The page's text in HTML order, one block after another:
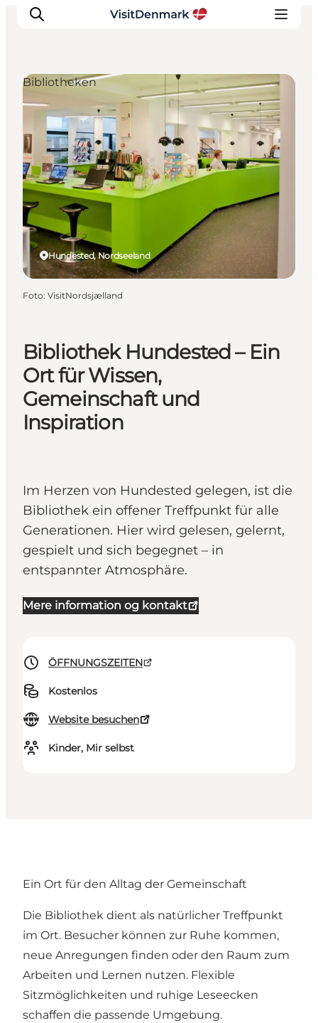
Inspiration
Regionen
Erlebnisse
Unterkünfte
Reiseplanung
Bibliothek Hundested – Ein
Ort für Wissen,
Gemeinschaft und
Inspiration
Im Herzen von Hundested gelegen, ist die
Bibliothek ein offener Treffpunkt für alle
Generationen. Hier wird gelesen, gelernt,
gespielt und sich begegnet – in
entspannter Atmosphäre.
Mere information og kontakt
ÖFFNUNGSZEITEN
Kostenlos
Website besuchen
Kinder, Mir selbst
Hundested, Nordseeland
Bibliotheken
Foto: VisitNordsjælland
Ein Ort für den Alltag der Gemeinschaft
Die Bibliothek dient als natürlicher Treffpunkt
im Ort. Besucher können zur Ruhe kommen,
neue Anregungen finden oder den Raum zum
Arbeiten und Lernen nutzen. Flexible
Sitzmöglichkeiten und ruhige Leseecken
schaffen die passende Umgebung.